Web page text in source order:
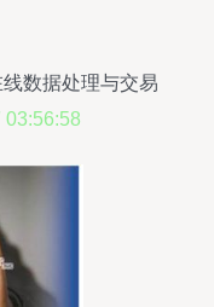
数据处理与交易
析
03:56:58